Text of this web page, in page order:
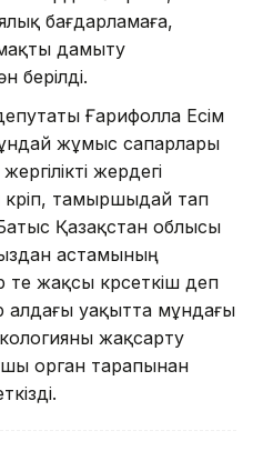
бағдарламаға,
дамыту
берілді.
Ғарифолла Есім
жұмыс сапарлары
жердегі
көріп, тамыршыдай тап
Қазақстан облысы
астамының
жақсы көрсеткіш деп
алдағы уақытта мұндағы
жақсарту
орган тарапынан